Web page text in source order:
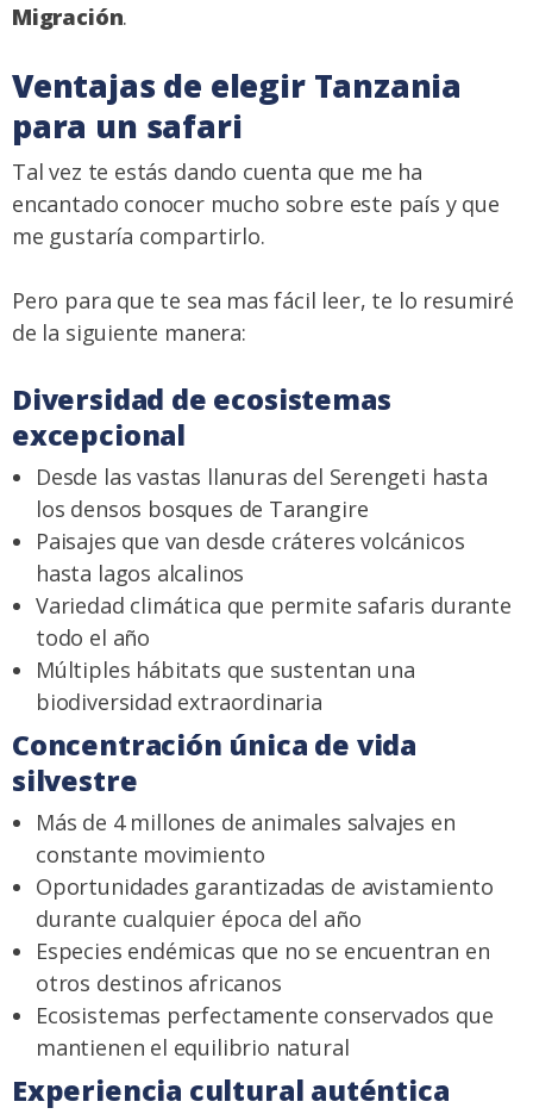
Migración.
Ventajas de elegir Tanzania
para un safari
Tal vez te estás dando cuenta que me ha
encantado conocer mucho sobre este país y que
me gustaría compartirlo.
Pero para que te sea mas fácil leer, te lo resumiré
de la siguiente manera:
Diversidad de ecosistemas
excepcional
Desde las vastas llanuras del Serengeti hasta
los densos bosques de Tarangire
Paisajes que van desde cráteres volcánicos
hasta lagos alcalinos
Variedad climática que permite safaris durante
todo el año
Múltiples hábitats que sustentan una
biodiversidad extraordinaria
Concentración única de vida
silvestre
Más de 4 millones de animales salvajes en
constante movimiento
Oportunidades garantizadas de avistamiento
durante cualquier época del año
Especies endémicas que no se encuentran en
otros destinos africanos
Ecosistemas perfectamente conservados que
mantienen el equilibrio natural
Experiencia cultural auténtica